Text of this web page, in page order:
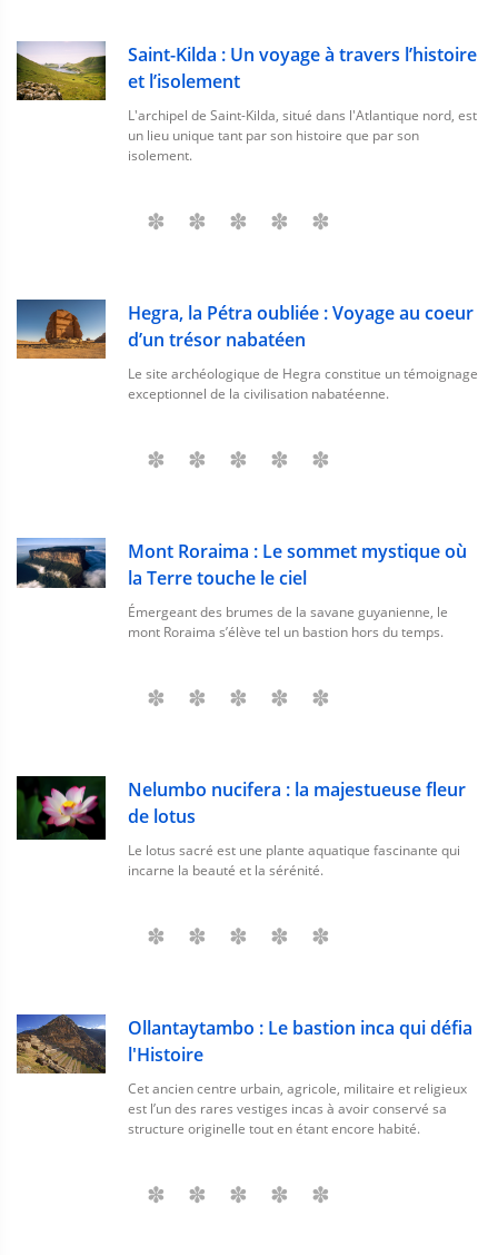
Saint-Kilda : Un voyage à travers l’histoire
et l’isolement
L'archipel de Saint-Kilda, situé dans l'Atlantique nord, est
un lieu unique tant par son histoire que par son
isolement.
Hegra, la Pétra oubliée : Voyage au coeur
d’un trésor nabatéen
Le site archéologique de Hegra constitue un témoignage
exceptionnel de la civilisation nabatéenne.
Mont Roraima : Le sommet mystique où
la Terre touche le ciel
Émergeant des brumes de la savane guyanienne, le
mont Roraima s’élève tel un bastion hors du temps.
Nelumbo nucifera : la majestueuse fleur
de lotus
Le lotus sacré est une plante aquatique fascinante qui
incarne la beauté et la sérénité.
Ollantaytambo : Le bastion inca qui défia
l'Histoire
Cet ancien centre urbain, agricole, militaire et religieux
est l’un des rares vestiges incas à avoir conservé sa
structure originelle tout en étant encore habité.